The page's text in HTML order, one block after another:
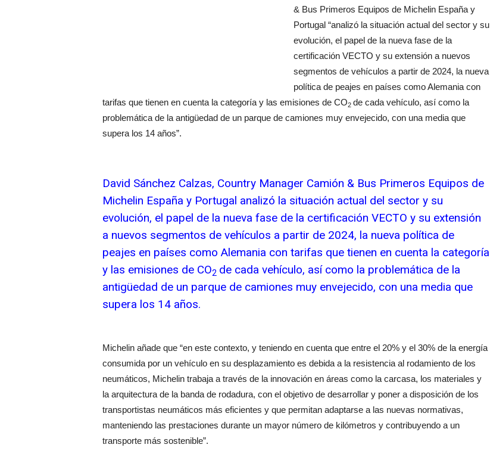
& Bus Primeros Equipos de Michelin España y
Portugal “analizó la situación actual del sector y su
evolución, el papel de la nueva fase de la
certificación VECTO y su extensión a nuevos
segmentos de vehículos a partir de 2024, la nueva
política de peajes en países como Alemania con
tarifas que tienen en cuenta la categoría y las emisiones de CO2 de cada vehículo, así como la
problemática de la antigüedad de un parque de camiones muy envejecido, con una media que
supera los 14 años”.
David Sánchez Calzas, Country Manager Camión & Bus Primeros Equipos de
Michelin España y Portugal analizó la situación actual del sector y su
evolución, el papel de la nueva fase de la certificación VECTO y su extensión
a nuevos segmentos de vehículos a partir de 2024, la nueva política de
peajes en países como Alemania con tarifas que tienen en cuenta la categoría
y las emisiones de CO2 de cada vehículo, así como la problemática de la
antigüedad de un parque de camiones muy envejecido, con una media que
supera los 14 años.
Michelin añade que “en este contexto, y teniendo en cuenta que entre el 20% y el 30% de la energía
consumida por un vehículo en su desplazamiento es debida a la resistencia al rodamiento de los
neumáticos, Michelin trabaja a través de la innovación en áreas como la carcasa, los materiales y
la arquitectura de la banda de rodadura, con el objetivo de desarrollar y poner a disposición de los
transportistas neumáticos más eficientes y que permitan adaptarse a las nuevas normativas,
manteniendo las prestaciones durante un mayor número de kilómetros y contribuyendo a un
transporte más sostenible”.